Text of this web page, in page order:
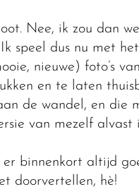
Nee, ik zou dan
speel dus nu met
nieuwe) foto’s
en te laten
de wandel, en die
van mezelf alvast
binnenkort altijd
doorvertellen, hè!